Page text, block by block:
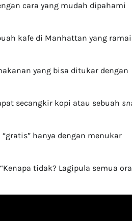
cara yang mudah dipahami
kafe di Manhattan yang ramai
yang bisa ditukar dengan
secangkir kopi atau sebuah
hanya dengan menukar
tidak? Lagipula semua